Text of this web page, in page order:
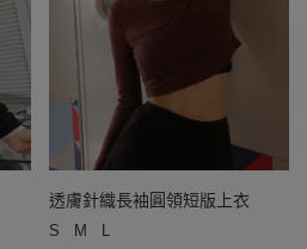
透膚針織長袖圓領短版上衣
S M L